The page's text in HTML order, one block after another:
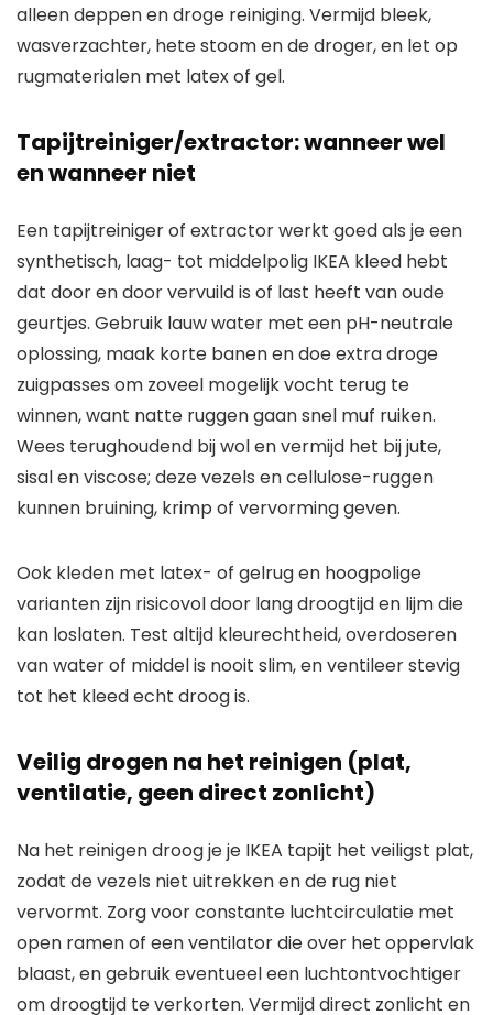
alleen deppen en droge reiniging. Vermijd bleek,
wasverzachter, hete stoom en de droger, en let op
rugmaterialen met latex of gel.
Tapijtreiniger/extractor: wanneer wel
en wanneer niet
Een tapijtreiniger of extractor werkt goed als je een
synthetisch, laag- tot middelpolig IKEA kleed hebt
dat door en door vervuild is of last heeft van oude
geurtjes. Gebruik lauw water met een pH-neutrale
oplossing, maak korte banen en doe extra droge
zuigpasses om zoveel mogelijk vocht terug te
winnen, want natte ruggen gaan snel muf ruiken.
Wees terughoudend bij wol en vermijd het bij jute,
sisal en viscose; deze vezels en cellulose-ruggen
kunnen bruining, krimp of vervorming geven.
Ook kleden met latex- of gelrug en hoogpolige
varianten zijn risicovol door lang droogtijd en lijm die
kan loslaten. Test altijd kleurechtheid, overdoseren
van water of middel is nooit slim, en ventileer stevig
tot het kleed echt droog is.
Veilig drogen na het reinigen (plat,
ventilatie, geen direct zonlicht)
Na het reinigen droog je je IKEA tapijt het veiligst plat,
zodat de vezels niet uitrekken en de rug niet
vervormt. Zorg voor constante luchtcirculatie met
open ramen of een ventilator die over het oppervlak
blaast, en gebruik eventueel een luchtontvochtiger
om droogtijd te verkorten. Vermijd direct zonlicht en